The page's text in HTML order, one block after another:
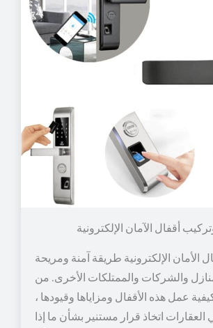
الأمان الإلكترونية طريقة آمنة ومريحة
والشركات والممتلكات الأخرى. من
عمل هذه الأقفال ومزاياها وقيودها ،
اتخاذ قرار مستنير بشأن ما إذا